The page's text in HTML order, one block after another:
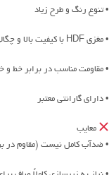
• تنوع رنگ و طرح زیاد
• مغزی HDF با کیفیت بالا و چگالی مناسب
• مقاومت مناسب در برابر خط
• دارای گارانتی معتبر
معایب
• ضدآب کامل نیست (مقاوم در